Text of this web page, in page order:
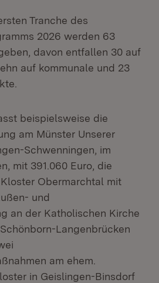
Tranche des
2026 werden 63
davon entfallen 30 auf
auf kommunale und 23
beispielsweise die
am Münster Unserer
Schwenningen, im
mit 391.060 Euro, die
Obermarchtal mit
und
an der Katholischen Kirche
Langenbrücken
am ehem.
in Geislingen-Binsdorf